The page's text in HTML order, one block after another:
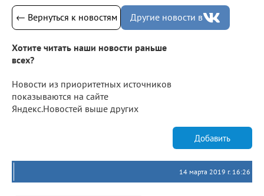
← Вернуться к новостям Другие новости в
Хотите читать наши новости раньше
всех?
Новости из приоритетных источников
показываются на сайте
Яндекс.Новостей выше других
Добавить
14 марта 2019 г. 16:26